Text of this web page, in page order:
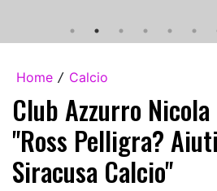
Home / Calcio
Club Azzurro Nicola
"Ross Pelligra?
Siracusa Calcio"